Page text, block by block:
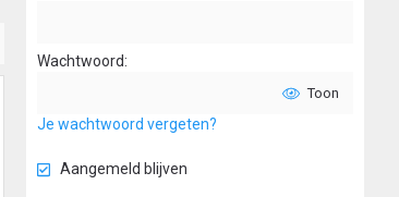
Wachtwoord
Toon
Je wachtwoord vergeten?
Aangemeld blijven